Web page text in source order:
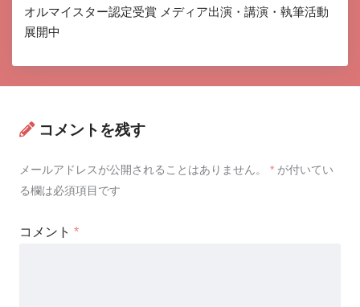
オルマイスター認定受賞 メディア出演・講演・執筆活動
展開中
コメントを残す
メールアドレスが公開されることはありません。 * が付いてい
る欄は必須項目です
コメント *